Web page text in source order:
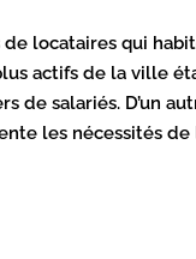
locataires qui
actifs de la ville
de salariés. D’un
les nécessités